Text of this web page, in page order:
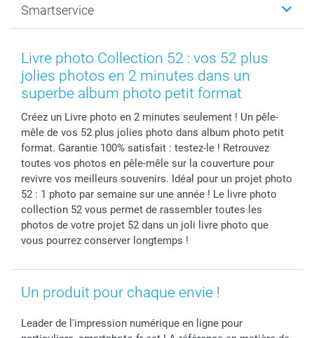
Faire-part & Cartes
Coques smartphone
Stickers & Etiquettes
Cadres photo & accessoires déco
Naissance & baptême
Fête des Mères
Fête des Pères
Communion
Toussaint
Rentrée des classes
Saint-Valentin
Vacances
Plan du site
Droit de rétraction
Plaintes
Vie privée
Tarifs
Partenariats & Influence
Investisseurs
Smartservice
Aide
smartbonus
smartfriends
Modes de paiement
Grandes quantités
Statut de ma commande
Livre photo Collection 52 : vos 52 plus
jolies photos en 2 minutes dans un
superbe album photo petit format
Créez un Livre photo en 2 minutes seulement ! Un pêle-
mêle de vos 52 plus jolies photo dans album photo petit
format. Garantie 100% satisfait : testez-le ! Retrouvez
toutes vos photos en pêle-mêle sur la couverture pour
revivre vos meilleurs souvenirs. Idéal pour un projet photo
52 : 1 photo par semaine sur une année ! Le livre photo
collection 52 vous permet de rassembler toutes les
photos de votre projet 52 dans un joli livre photo que
vous pourrez conserver longtemps !
Un produit pour chaque envie !
Leader de l'impression numérique en ligne pour